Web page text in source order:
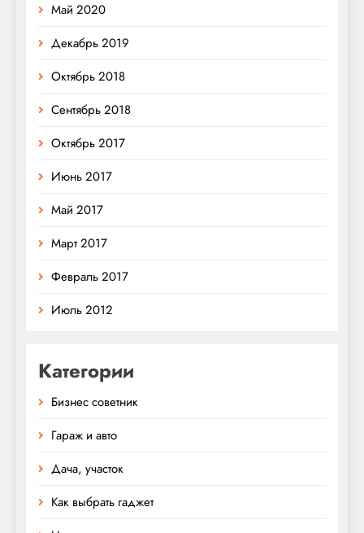
Май 2020
Декабрь 2019
Октябрь 2018
Сентябрь 2018
Октябрь 2017
Июнь 2017
Май 2017
Март 2017
Февраль 2017
Июль 2012
Категории
Бизнес советник
Гараж и авто
Дача, участок
Как выбрать гаджет